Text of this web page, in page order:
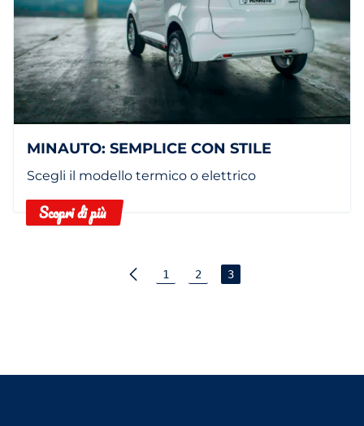
MINAUTO: SEMPLICE CON STILE
Scegli il modello termico o elettrico
Scopri di più
1 2 3